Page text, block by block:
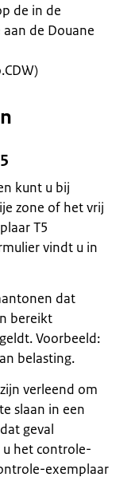
de in de
de Douane
kunt u bij
zone of het vrij
T5
vindt u in
dat
bereikt
Voorbeeld:
belasting.
verleend om
slaan in een
geval
het controle-
exemplaar